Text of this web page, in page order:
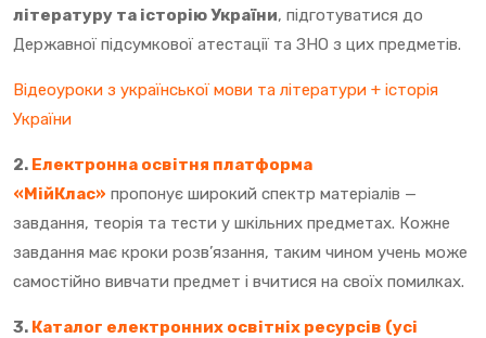
літературу та історію України, підготуватися до
Державної підсумкової атестації та ЗНО з цих предметів.
Відеоуроки з української мови та літератури + історія
України
2. Електронна освітня платформа
«МійКлас» пропонує широкий спектр матеріалів —
завдання, теорія та тести у шкільних предметах. Кожне
завдання має кроки розв’язання, таким чином учень може
самостійно вивчати предмет і вчитися на своїх помилках.
3. Каталог електронних освітніх ресурсів (усі